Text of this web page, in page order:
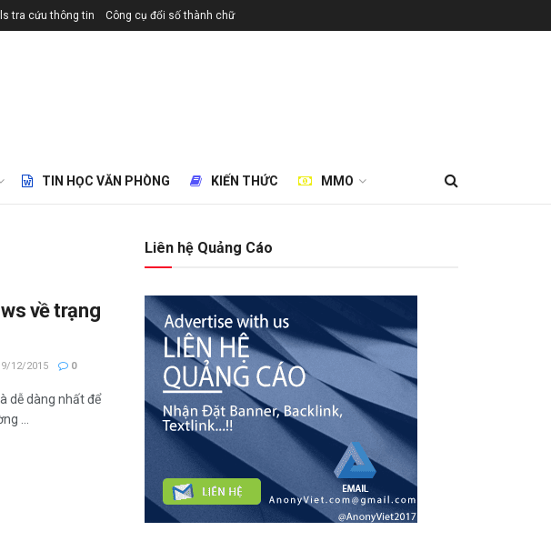
tra cứu thông tin Công cụ đổi số thành chữ
TIN HỌC VĂN PHÒNG KIẾN THỨC MMO
về trạng
12/2015 0
dễ dàng nhất để
...
Liên hệ Quảng Cáo